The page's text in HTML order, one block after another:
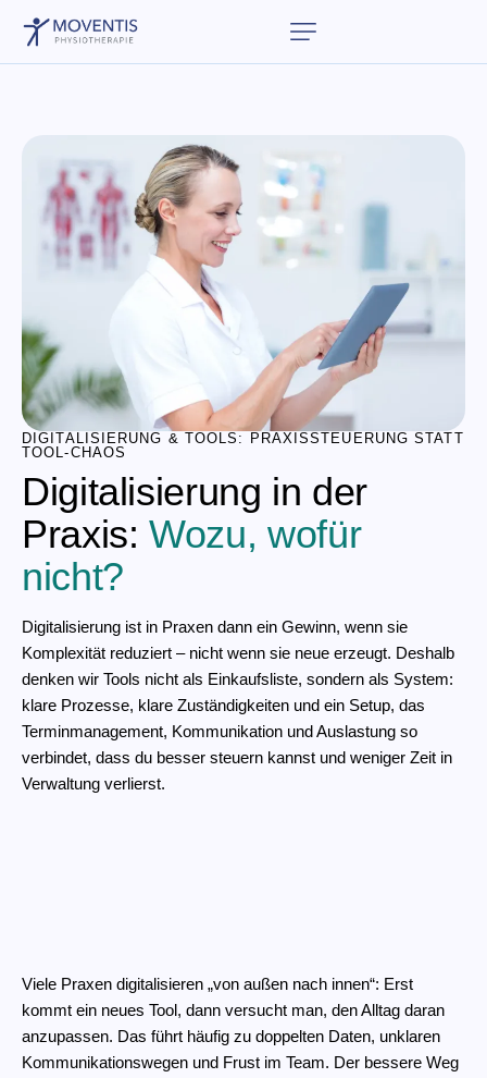
DIGITALISIERUNG & TOOLS: PRAXISSTEUERUNG STATT
TOOL-CHAOS
Digitalisierung in der
Praxis:Wozu, wofür
nicht?
Digitalisierung ist in Praxen dann ein Gewinn, wenn sie
Komplexität reduziert – nicht wenn sie neue erzeugt. Deshalb
denken wir Tools nicht als Einkaufsliste, sondern als System:
klare Prozesse, klare Zuständigkeiten und ein Setup, das
Terminmanagement, Kommunikation und Auslastung so
verbindet, dass du besser steuern kannst und weniger Zeit in
Verwaltung verlierst.
Viele Praxen digitalisieren „von außen nach innen“: Erst
kommt ein neues Tool, dann versucht man, den Alltag daran
anzupassen. Das führt häufig zu doppelten Daten, unklaren
Kommunikationswegen und Frust im Team. Der bessere Weg